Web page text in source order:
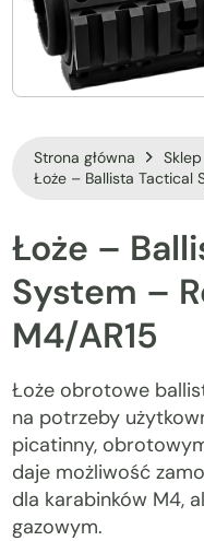
Strona główna Sklep
Łoże – Ballista Tactical
Łoże –
System –
M4/AR15
Łoże obrotowe
na potrzeby
picatinny,
daje możliwość
dla karabinków M4,
gazowym.